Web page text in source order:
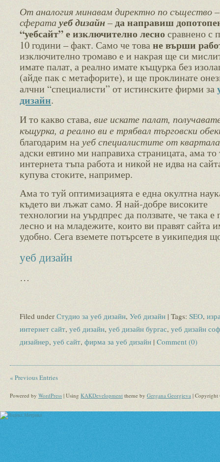
От аналогия минавам директно по същество
сфератауеб дизайн–да направиш
“уебсайт” е изключително лесносравнено с
10 години – факт. Само че товане върши
изключително тромаво е и накрая ще си
имате палат, а реално имате къщурка без
(айде пак с метафорите), и ще проклинате
алчни “специалисти” от истинските фирми за
дизайн.
И то какво става, вие искате палат,
къщурка, а реално ви е трябвал търговски
благодарим науеб специалистите от квартала
адски евтино ми направиха страницата, ама то
интернета тъпа работа и никой не идва на
купува стоките, например.
Ама то туй оптимизацията е една окултна
където ви лъжат само. Я най-добре високите
технологии на уърдпрес да ползвате, че така е
лесно и на младежите, които ви правят сайта
удобно. Сега вземете потърсете в уикипедия
уеб дизайн
…
Filed under Студио за уеб дизайн, Уеб дизайн | Tags: SEO,
интернет сайт, уеб дизайн, уеб дизайн бургас, уеб дизайн
дизайнер, уеб сайт, фирма за уеб дизайн | Comment (0)
« Previous Entries
Powered by WordPress | Using KAKDevelopment theme by Gergana Georgieva | Copyright